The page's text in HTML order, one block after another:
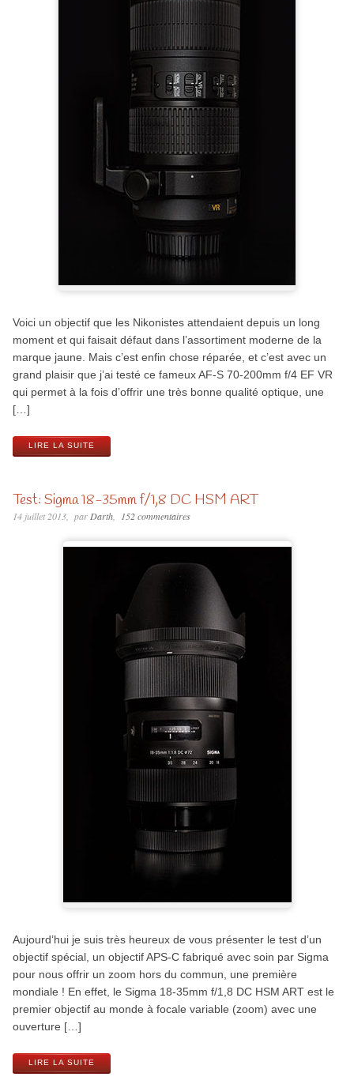
Voici un objectif que les Nikonistes attendaient depuis un long
moment et qui faisait défaut dans l’assortiment moderne de la
marque jaune. Mais c’est enfin chose réparée, et c’est avec un
grand plaisir que j’ai testé ce fameux AF-S 70-200mm f/4 EF VR
qui permet à la fois d’offrir une très bonne qualité optique, une
[…]
LIRE LA SUITE
Test: Sigma 18-35mm f/1,8 DC HSM ART
14 juillet 2013 par Darth 152 commentaires
Aujourd’hui je suis très heureux de vous présenter le test d’un
objectif spécial, un objectif APS-C fabriqué avec soin par Sigma
pour nous offrir un zoom hors du commun, une première
mondiale ! En effet, le Sigma 18-35mm f/1,8 DC HSM ART est le
premier objectif au monde à focale variable (zoom) avec une
ouverture […]
LIRE LA SUITE